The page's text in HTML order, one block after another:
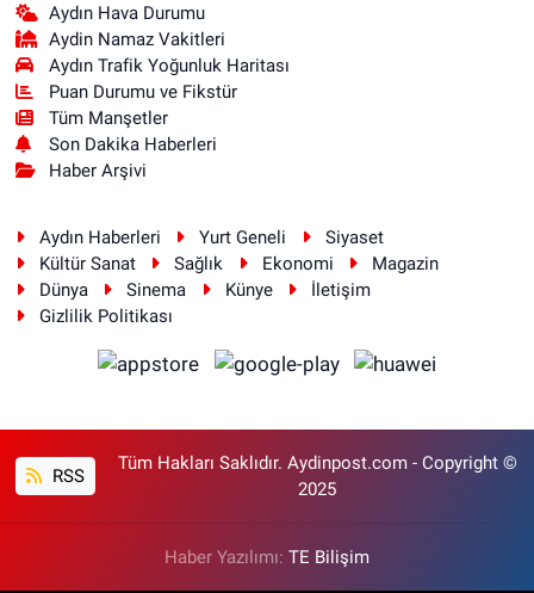
Aydın Hava Durumu
Aydin Namaz Vakitleri
Aydın Trafik Yoğunluk Haritası
Puan Durumu ve Fikstür
Tüm Manşetler
Son Dakika Haberleri
Haber Arşivi
Aydın Haberleri Yurt Geneli
Siyaset
Kültür Sanat
Sağlık Ekonomi
Magazin
Dünya
Sinema Künye
İletişim
Gizlilik Politikası
RSS
Tüm Hakları Saklıdır. Aydinpost.com - Copyright ©
2025
Haber Yazılımı: TE Bilişim